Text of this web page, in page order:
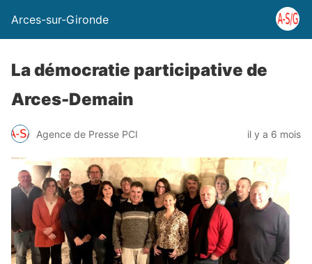
Arces-sur-Gironde
La démocratie participative de
Arces-Demain
Agence de Presse PCI il y a 6 mois